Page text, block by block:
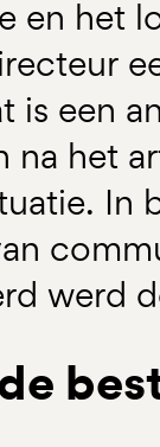
en het
is een
na het
In
werd